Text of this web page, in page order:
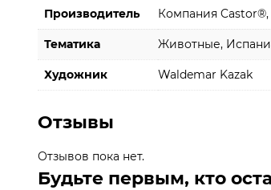
Производитель Компания
Тематика Животные,
Художник Waldemar Kazak
Отзывы
Отзывов пока нет.
Будьте первым, кто